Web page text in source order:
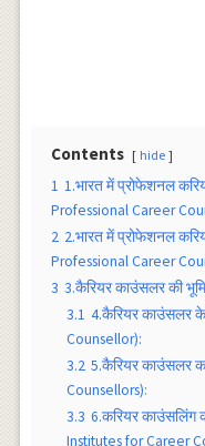
Contents hide
1 1.भारत में प्रोफेशनल
Professional Career
2 2.भारत में प्रोफेशनल
Professional Career
3 3.कैरियर काउंसलर की
3.1 4.कैरियर काउंसलर
Counsellor):
3.2 5.कैरियर काउंसलर
Counsellors):
3.3 6.करियर काउंसलिंग
Institutes for Career